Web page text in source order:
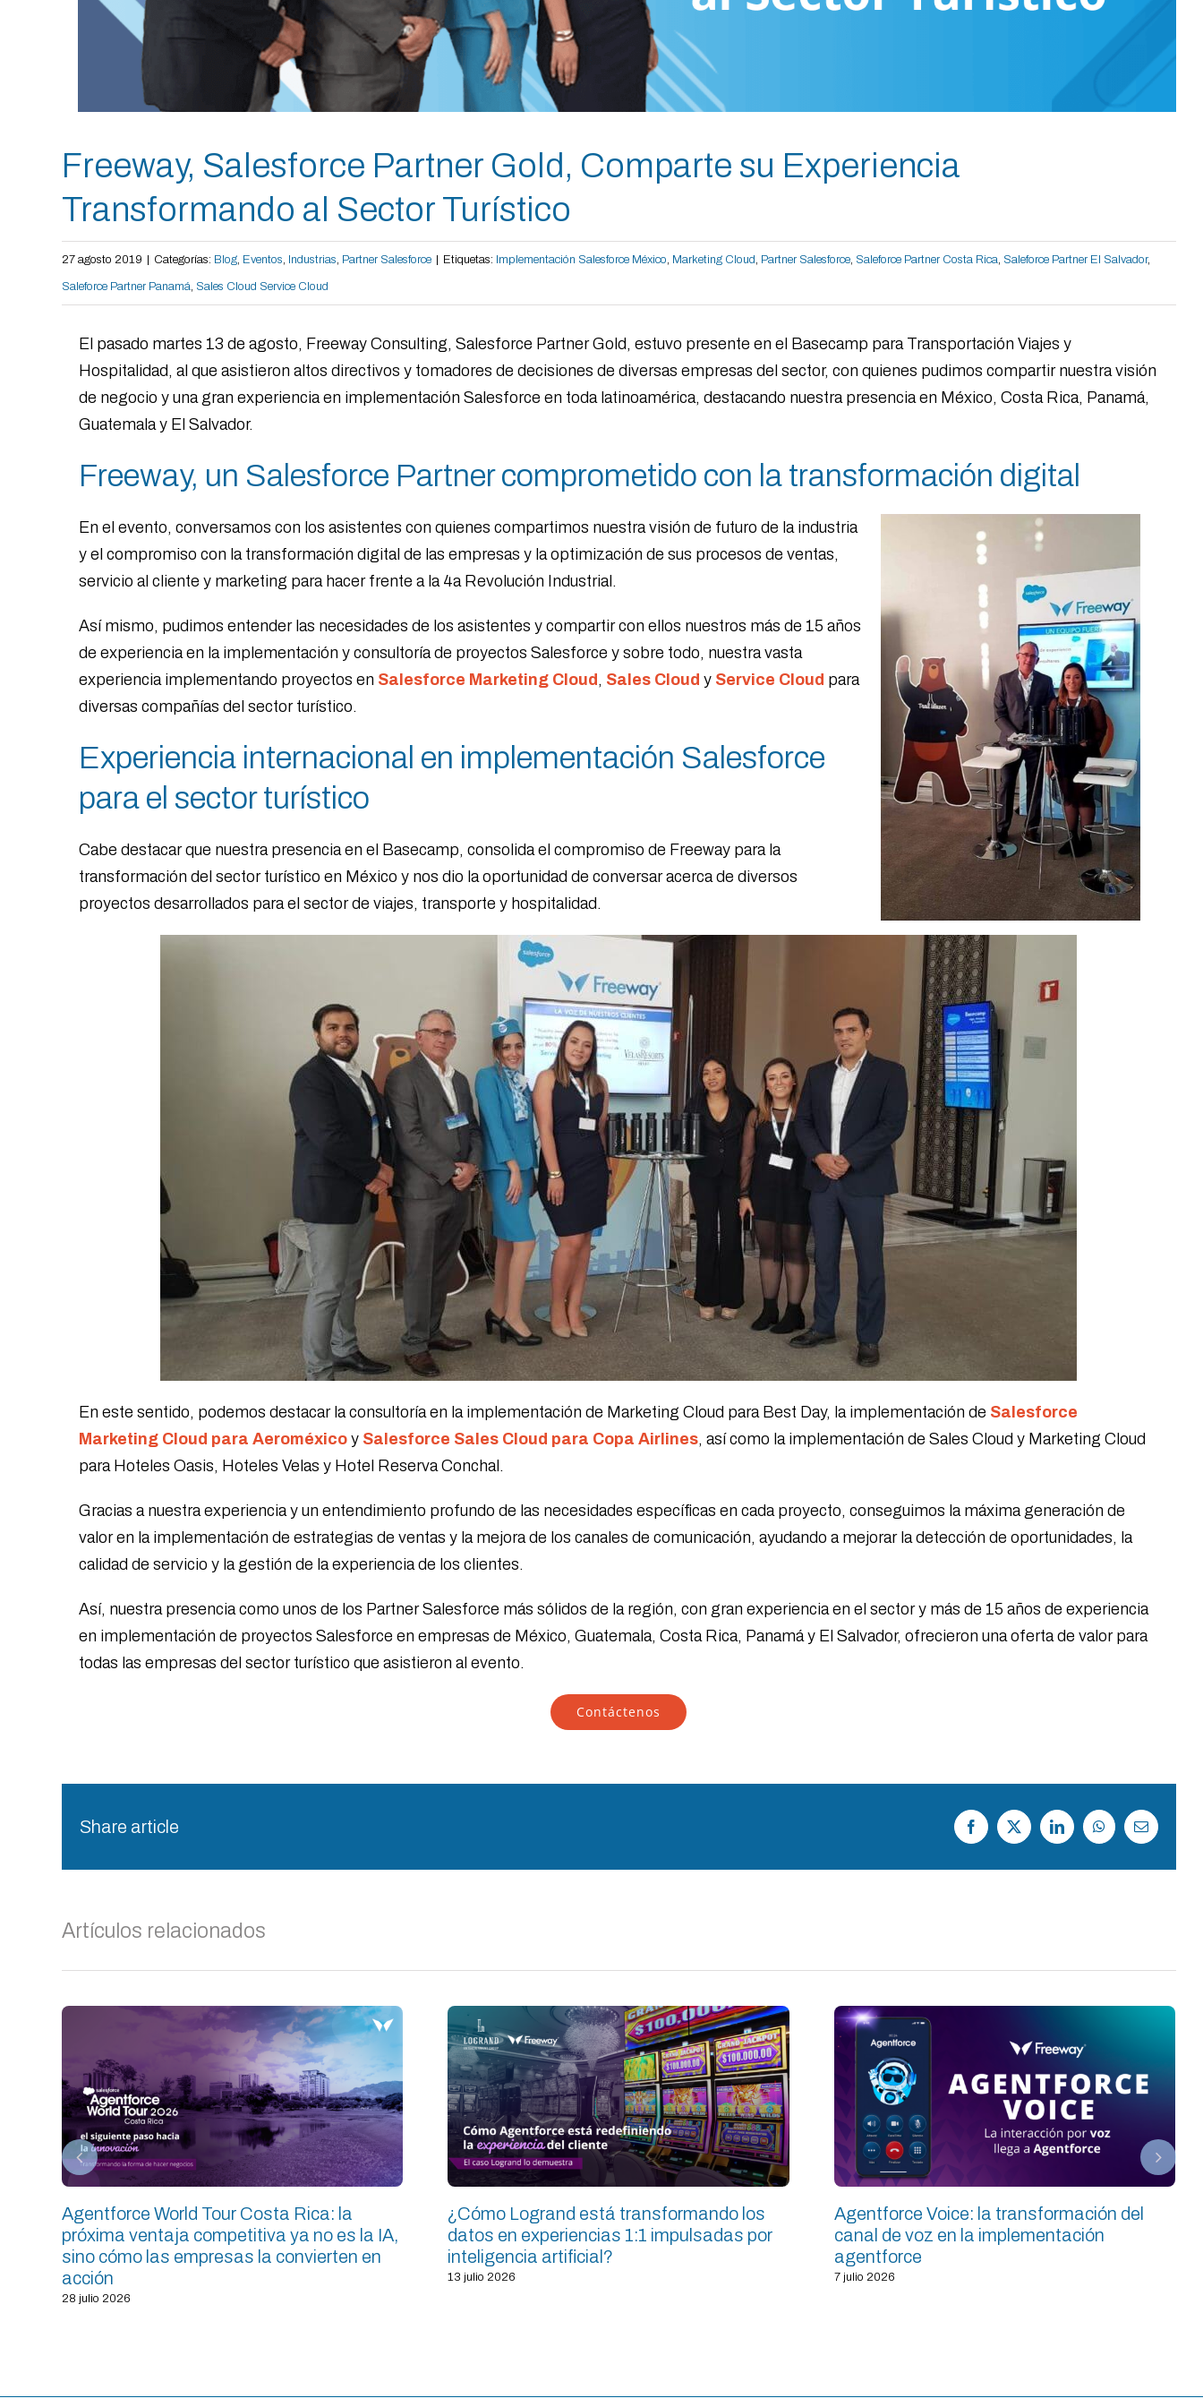
Freeway, Salesforce Partner Gold, Comparte su Experiencia
Transformando al Sector Turístico
27 agosto 2019 Categorías: Blog, Eventos, Industrias, Partner Salesforce Etiquetas: Implementación Salesforce México, Marketing Cloud, Partner Salesforce, Saleforce Partner Costa Rica, Saleforce Partner El Salvador,
Saleforce Partner Panamá, Sales Cloud Service Cloud
El pasado martes 13 de agosto, Freeway Consulting, Salesforce Partner Gold, estuvo presente en el Basecamp para Transportación Viajes y
Hospitalidad, al que asistieron altos directivos y tomadores de decisiones de diversas empresas del sector, con quienes pudimos compartir nuestra visión
de negocio y una gran experiencia en implementación Salesforce en toda latinoamérica, destacando nuestra presencia en México, Costa Rica, Panamá,
Guatemala y El Salvador.
Freeway, un Salesforce Partner comprometido con la transformación digital
En el evento, conversamos con los asistentes con quienes compartimos nuestra visión de futuro de la industria
y el compromiso con la transformación digital de las empresas y la optimización de sus procesos de ventas,
servicio al cliente y marketing para hacer frente a la 4a Revolución Industrial.
Así mismo, pudimos entender las necesidades de los asistentes y compartir con ellos nuestros más de 15 años
de experiencia en la implementación y consultoría de proyectos Salesforce y sobre todo, nuestra vasta
experiencia implementando proyectos en Salesforce Marketing Cloud , Sales Cloud y Service Cloud para
diversas compañías del sector turístico.
Experiencia internacional en implementación Salesforce
para el sector turístico
Cabe destacar que nuestra presencia en el Basecamp, consolida el compromiso de Freeway para la
transformación del sector turístico en México y nos dio la oportunidad de conversar acerca de diversos
proyectos desarrollados para el sector de viajes, transporte y hospitalidad.
En este sentido, podemos destacar la consultoría en la implementación de Marketing Cloud para Best Day, la implementación de Salesforce
Marketing Cloud para Aeroméxico y Salesforce Sales Cloud para Copa Airlines, así como la implementación de Sales Cloud y Marketing Cloud
para Hoteles Oasis, Hoteles Velas y Hotel Reserva Conchal.
Gracias a nuestra experiencia y un entendimiento profundo de las necesidades específicas en cada proyecto, conseguimos la máxima generación de
valor en la implementación de estrategias de ventas y la mejora de los canales de comunicación, ayudando a mejorar la detección de oportunidades, la
calidad de servicio y la gestión de la experiencia de los clientes.
Así, nuestra presencia como unos de los Partner Salesforce más sólidos de la región, con gran experiencia en el sector y más de 15 años de experiencia
en implementación de proyectos Salesforce en empresas de México, Guatemala, Costa Rica, Panamá y El Salvador, ofrecieron una oferta de valor para
todas las empresas del sector turístico que asistieron al evento.
Contáctenos
Share article Facebook
X LinkedInWhatsApp
Correo
electrónico
Artículos relacionados
Agentforce World Tour Costa Rica: la
próxima ventaja competitiva ya no es la IA,
sino cómo las empresas la convierten en
acción
28 julio 2026
¿Cómo Logrand está transformando los
datos en experiencias 1:1 impulsadas por
inteligencia artificial?
13 julio 2026
Agentforce Voice: la transformación del
canal de voz en la implementación
agentforce
7 julio 2026